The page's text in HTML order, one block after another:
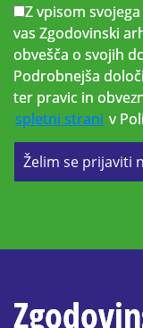
Z vpisom
vas Zgodovinski
obvešča o svojih
Podrobnejša
ter pravic in
spletni strani v
Želim se prijaviti